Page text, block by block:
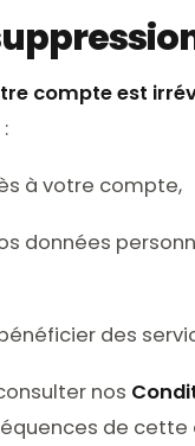
compte est
à votre compte,
données
des
nos
de cette